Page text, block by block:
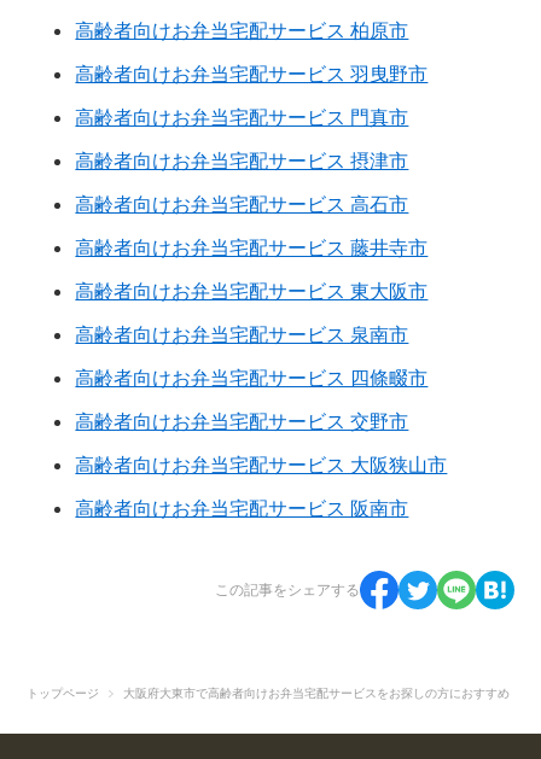
高齢者向けお弁当宅配サービス 柏原市
高齢者向けお弁当宅配サービス 羽曳野市
高齢者向けお弁当宅配サービス 門真市
高齢者向けお弁当宅配サービス 摂津市
高齢者向けお弁当宅配サービス 高石市
高齢者向けお弁当宅配サービス 藤井寺市
高齢者向けお弁当宅配サービス 東大阪市
高齢者向けお弁当宅配サービス 泉南市
高齢者向けお弁当宅配サービス 四條畷市
高齢者向けお弁当宅配サービス 交野市
高齢者向けお弁当宅配サービス 大阪狭山市
高齢者向けお弁当宅配サービス 阪南市
この記事をシェアする
トップページ 大阪府大東市で高齢者向けお弁当宅配サービスをお探しの方におすすめ